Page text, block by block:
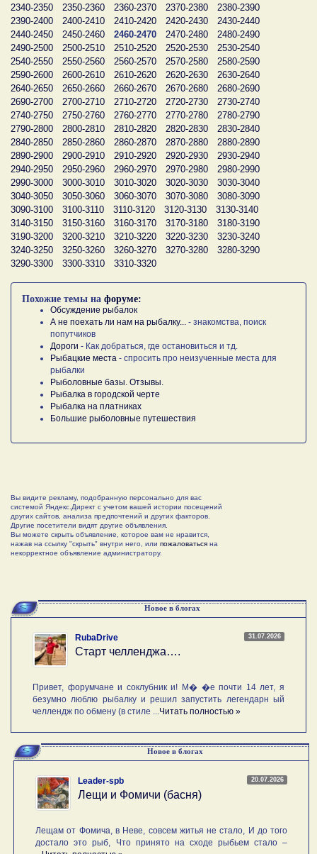
2340-2350
2350-2360 2360-2370 2370-2380
2380-2390
2390-2400
2400-2410 2410-2420 2420-2430
2430-2440
2440-2450
2450-2460 2460-2470 2470-2480
2480-2490
2490-2500
2500-2510 2510-2520 2520-2530
2530-2540
2540-2550
2550-2560 2560-2570 2570-2580
2580-2590
2590-2600
2600-2610 2610-2620 2620-2630
2630-2640
2640-2650
2650-2660 2660-2670 2670-2680
2680-2690
2690-2700
2700-2710 2710-2720 2720-2730
2730-2740
2740-2750
2750-2760 2760-2770 2770-2780
2780-2790
2790-2800
2800-2810 2810-2820 2820-2830
2830-2840
2840-2850
2850-2860 2860-2870 2870-2880
2880-2890
2890-2900
2900-2910 2910-2920 2920-2930
2930-2940
2940-2950
2950-2960 2960-2970 2970-2980
2980-2990
2990-3000
3000-3010 3010-3020 3020-3030
3030-3040
3040-3050
3050-3060 3060-3070 3070-3080
3080-3090
3090-3100
3100-3110 3110-3120 3120-3130
3130-3140
3140-3150
3150-3160 3160-3170 3170-3180
3180-3190
3190-3200
3200-3210 3210-3220 3220-3230
3230-3240
3240-3250
3250-3260 3260-3270 3270-3280
3280-3290
3290-3300
3300-3310 3310-3320
Похожие темы на форуме:
Обсуждение рыбалок
А не поехать ли нам на рыбалку...
- знакомства, поиск
попутчиков
Дороги - Как добраться, где остановиться и тд.
Рыбацкие места - спросить про неизученные места для
рыбалки
Рыболовные базы. Отзывы.
Рыбалка в городской черте
Рыбалка на платниках
Большие рыболовные путешествия
Вы видите рекламу, подобранную персонально для вас
системой Яндекс.Директ с учетом вашей истории посещений
других сайтов, анализа предпочтений и других факторов.
Другие посетители видят другие объявления.
Вы можете скрыть объявление, которое вам не нравится,
нажав на ссылку "скрыть" внутри него, или пожаловаться на
некорректное объявление администратору.
Новое в блогах
31.07.2026
RubaDrive
Старт челленджа….
Привет, форумчане и соклубник и! М� �е почти 14 лет, я
безумно люблю рыбалку и решил запустить легендарн ый
челлендж по обмену (в стиле ... Читать полностью »
Новое в блогах
20.07.2026
Leader-spb
Лещи и Фомичи (басня)
Лещам от Фомича, в Неве, совсем житья не стало, И до того
достало это рыб, Что принято на сходе рыбьем стало –